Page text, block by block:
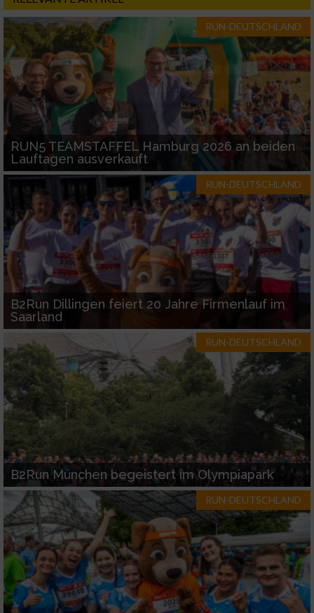
RUN-DEUTSCHLAND
RUN5 TEAMSTAFFEL Hamburg 2026 an beiden
Lauftagen ausverkauft
RUN-DEUTSCHLAND
B2Run Dillingen feiert 20 Jahre Firmenlauf im
Saarland
RUN-DEUTSCHLAND
B2Run München begeistert im Olympiapark
RUN-DEUTSCHLAND
Performance
Funktional
Werbung